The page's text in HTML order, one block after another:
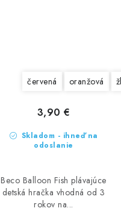
červená oranžová
Skladom - ihneď na
odoslanie
3,90 €
Beco Balloon Fish plávajúce
detská hračka vhodná od 3
rokov na...